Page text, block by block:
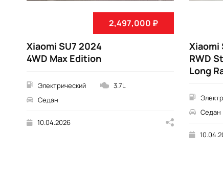
2,497,000 ₽
Xiaomi SU7 2024
4WD Max Edition
Электрический
3.7L
Седан
10.04.2026
Xiaomi
RWD
Long
Седан